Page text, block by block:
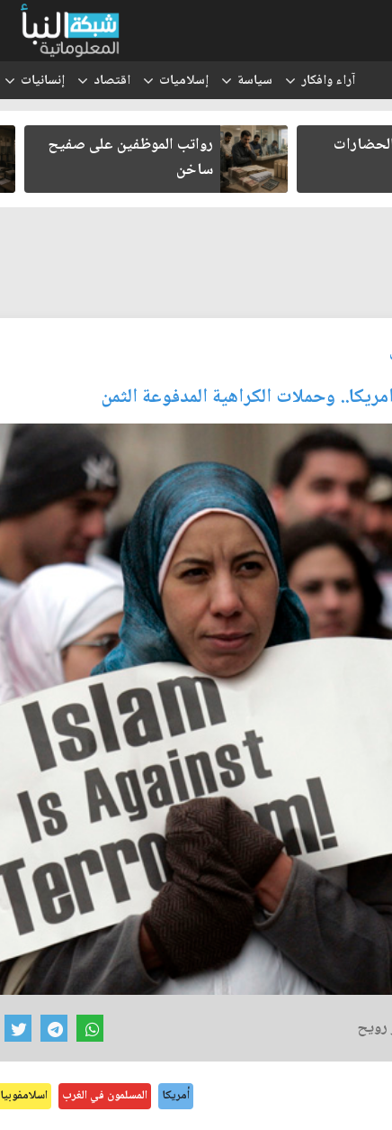
آراء وافكار سياسة إسلاميات اقتصاد إنسانيات
رواتب الموظفين على صفيح
ساخن
وحملات الكراهية المدفوعة الثمن
رويح
أمريكا المسلمون في الغرب اسلامفوبيا